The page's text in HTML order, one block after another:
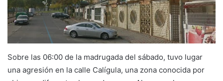
Sobre las 06:00 de la madrugada del sábado, tuvo lugar
una agresión en la calle Calígula, una zona conocida por